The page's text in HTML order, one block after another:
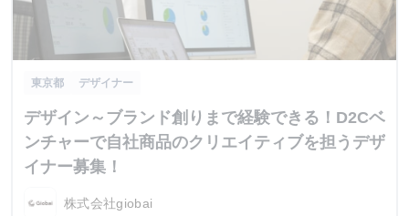
東京都 デザイナー
デザイン～ブランド創りまで経験できる！D2Cベ
ンチャーで自社商品のクリエイティブを担うデザ
イナー募集！
株式会社giobai